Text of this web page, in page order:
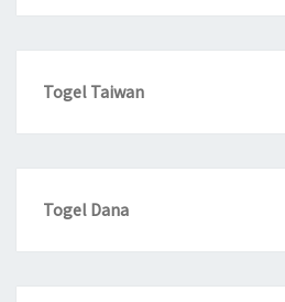
Togel Taiwan
Togel Dana